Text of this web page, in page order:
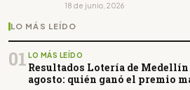
18 de junio, 2026
LO MÁS LEÍDO
01 LO MÁS LEÍDO
Resultados Lotería de
agosto: quién ganó el premio